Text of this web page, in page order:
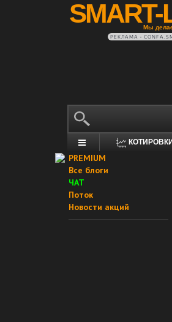
SMART-
Мы
РЕКЛАМА •
КОТИРОВКИ
PREMIUM
Все блоги
ЧАТ
Поток
Новости акций